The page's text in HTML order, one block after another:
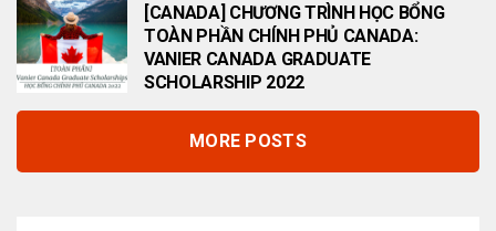
[CANADA] CHƯƠNG TRÌNH HỌC BỔNG
TOÀN PHẦN CHÍNH PHỦ CANADA:
VANIER CANADA GRADUATE
SCHOLARSHIP 2022
MORE POSTS